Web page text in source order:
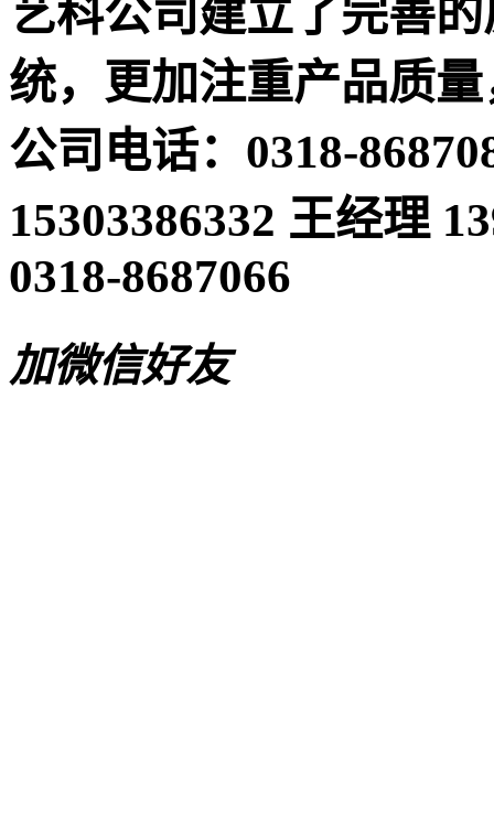
艺科公司建立了完善
统，更加注重产品质
公司电话：0318-
15303386332 王经理
0318-8687066
加微信好友